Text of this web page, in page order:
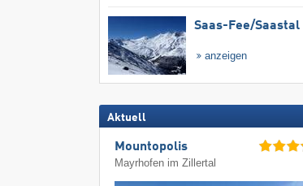
Saas-Fee/​Saastal
anzeigen
Aktuell
Mountopolis
Mayrhofen im Zillertal